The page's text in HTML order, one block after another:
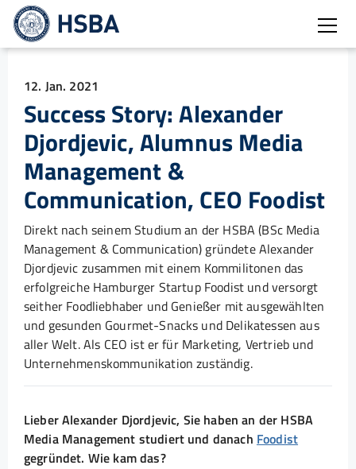
12. Jan. 2021
Success Story: Alexander
Djordjevic, Alumnus Media
Management &
Communication, CEO Foodist
Direkt nach seinem Studium an der HSBA (BSc Media
Management & Communication) gründete Alexander
Djordjevic zusammen mit einem Kommilitonen das
erfolgreiche Hamburger Startup Foodist und versorgt
seither Foodliebhaber und Genießer mit ausgewählten
und gesunden Gourmet-Snacks und Delikatessen aus
aller Welt. Als CEO ist er für Marketing, Vertrieb und
Unternehmenskommunikation zuständig.
Lieber Alexander Djordjevic, Sie haben an der HSBA
Media Management studiert und danach Foodist
gegründet. Wie kam das?